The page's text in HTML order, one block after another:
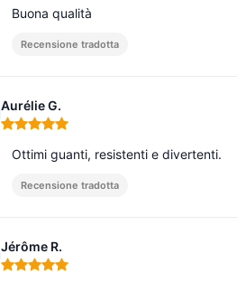
Buona qualità
Recensione tradotta
Aurélie G.
Nota: 5 su 5
Ottimi guanti, resistenti e divertenti.
Recensione tradotta
Jérôme R.
Nota: 5 su 5